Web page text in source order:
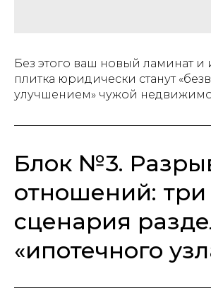
Без этого ваш новый ламинат и
плитка юридически станут
улучшением» чужой
Блок №3.
отношений: три
сценария
«ипотечного